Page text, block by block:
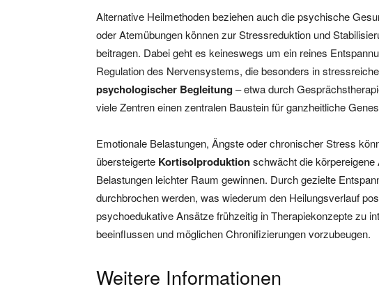
Alternative Heilmethoden beziehen auch die psychische
oder Atemübungen können zur Stressreduktion und
beitragen. Dabei geht es keineswegs um ein reines
Regulation des Nervensystems, die besonders in
psychologischer Begleitung– etwa durch
viele Zentren einen zentralen Baustein für ganzheitliche
Emotionale Belastungen, Ängste oder chronischer Stress
übersteigerte Kortisolproduktionschwächt die
Belastungen leichter Raum gewinnen. Durch gezielte
durchbrochen werden, was wiederum den Heilungsverlauf
psychoedukative Ansätze frühzeitig in Therapiekonzepte zu
beeinflussen und möglichen Chronifizierungen vorzubeugen.
Weitere Informationen